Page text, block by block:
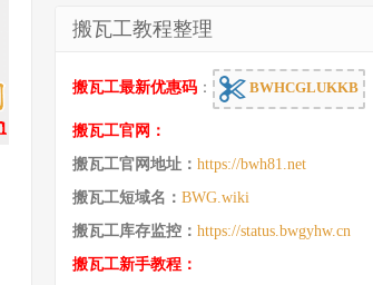
搬瓦工教程整理
搬瓦工最新优惠码 ： BWHCGLUKKB
搬瓦工官网：
搬瓦工官网地址： https://bwh81.net
搬瓦工短域名： BWG.wiki
搬瓦工库存监控： https://status.bwgyhw.cn
搬瓦工新手教程：